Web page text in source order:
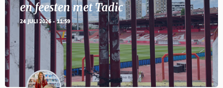
en feesten met Tadic
24 JULI 2026 - 11:59